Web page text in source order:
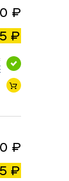
₽
₽
₽
₽